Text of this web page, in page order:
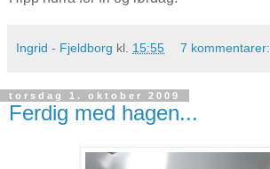
Ingrid - Fjeldborg kl. 15:55 7 kommentarer:
torsdag 1. oktober 2009
Ferdig med hagen...